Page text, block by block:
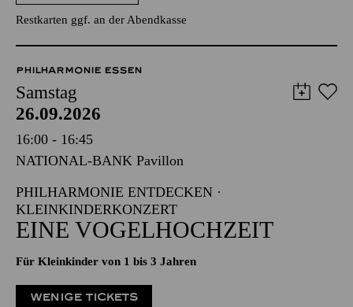
Restkarten ggf. an der Abendkasse
PHILHARMONIE ESSEN
Samstag
26.09.2026
16:00 - 16:45
NATIONAL-BANK Pavillon
PHILHARMONIE ENTDECKEN ·
KLEINKINDERKONZERT
EINE VOGELHOCHZEIT
Für Kleinkinder von 1 bis 3 Jahren
WENIGE TICKETS